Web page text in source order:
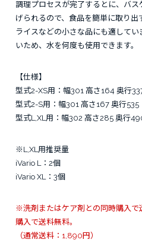
調理プロセスが完了するとに、バ
げられるので、食品を簡単に取り出
ライスなどの小さな品にも適して
いため、水を何度も使用できます。
【仕様】
型式2-XS用：幅301 高さ164 奥行
型式2-S用：幅301 高さ167 奥行535
型式L,XL用：幅302 高さ285 奥行
※L,XL用推奨量
iVario L：2個
iVario XL：3個
※洗剤またはケア剤との同時購入
購入で送料無料。
（通常送料：1,890円）